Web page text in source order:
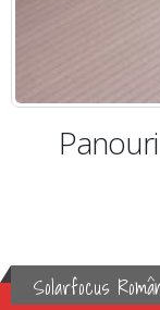
Solarfocus